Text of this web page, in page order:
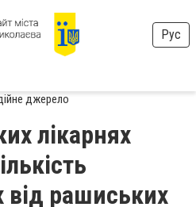
Рус
джерело
лікарнях
рашиських